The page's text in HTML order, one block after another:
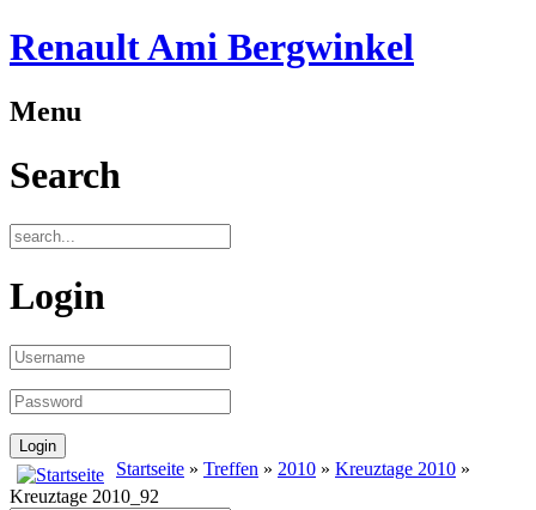
Renault Ami Bergwinkel
Menu
Search
Login
Startseite » Treffen » 2010 » Kreuztage 2010 »
Kreuztage 2010_92